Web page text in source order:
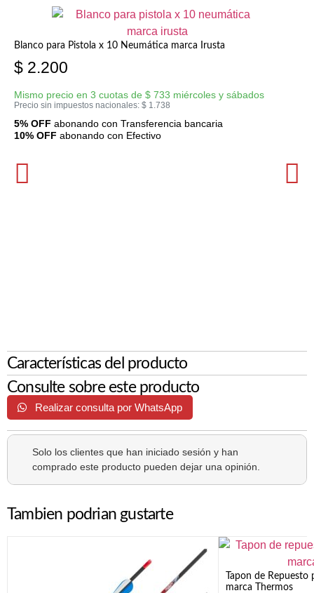
Blanco para Pistola x 10 Neumática marca Irusta
$ 2.200
Mismo precio en 3 cuotas de $ 733 miércoles y sábados
Precio sin impuestos nacionales: $ 1.738
5% OFF abonando con Transferencia bancaria
10% OFF abonando con Efectivo
Características del producto
Consulte sobre este producto
Realizar consulta por WhatsApp
Solo los clientes que han iniciado sesión y han
comprado este producto pueden dejar una opinión.
Tambien podrian gustarte
Tapon de Repuesto
marca Thermos